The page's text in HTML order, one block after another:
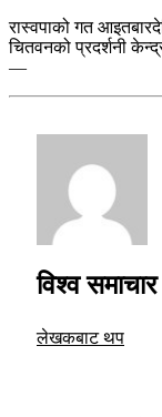
रास्वपाको गत
चितवनको प्रदर्शनी
—
विश्व समाचार
लेखकबाट थप